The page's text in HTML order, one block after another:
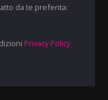
da te preferita:
Privacy Policy